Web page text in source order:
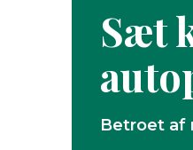
Sæt
Betroet af